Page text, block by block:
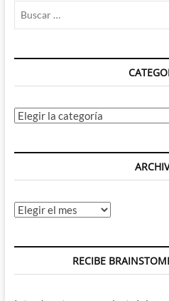
marmota
Categorías
Archivos
RECIBE